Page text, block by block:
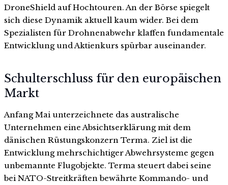
DroneShield auf Hochtouren. An der Börse spiegelt
sich diese Dynamik aktuell kaum wider. Bei dem
Spezialisten für Drohnenabwehr klaffen fundamentale
Entwicklung und Aktienkurs spürbar auseinander.
Schulterschluss für den europäischen
Markt
Anfang Mai unterzeichnete das australische
Unternehmen eine Absichtserklärung mit dem
dänischen Rüstungskonzern Terma. Ziel ist die
Entwicklung mehrschichtiger Abwehrsysteme gegen
unbemannte Flugobjekte. Terma steuert dabei seine
bei NATO-Streitkräften bewährte Kommando- und